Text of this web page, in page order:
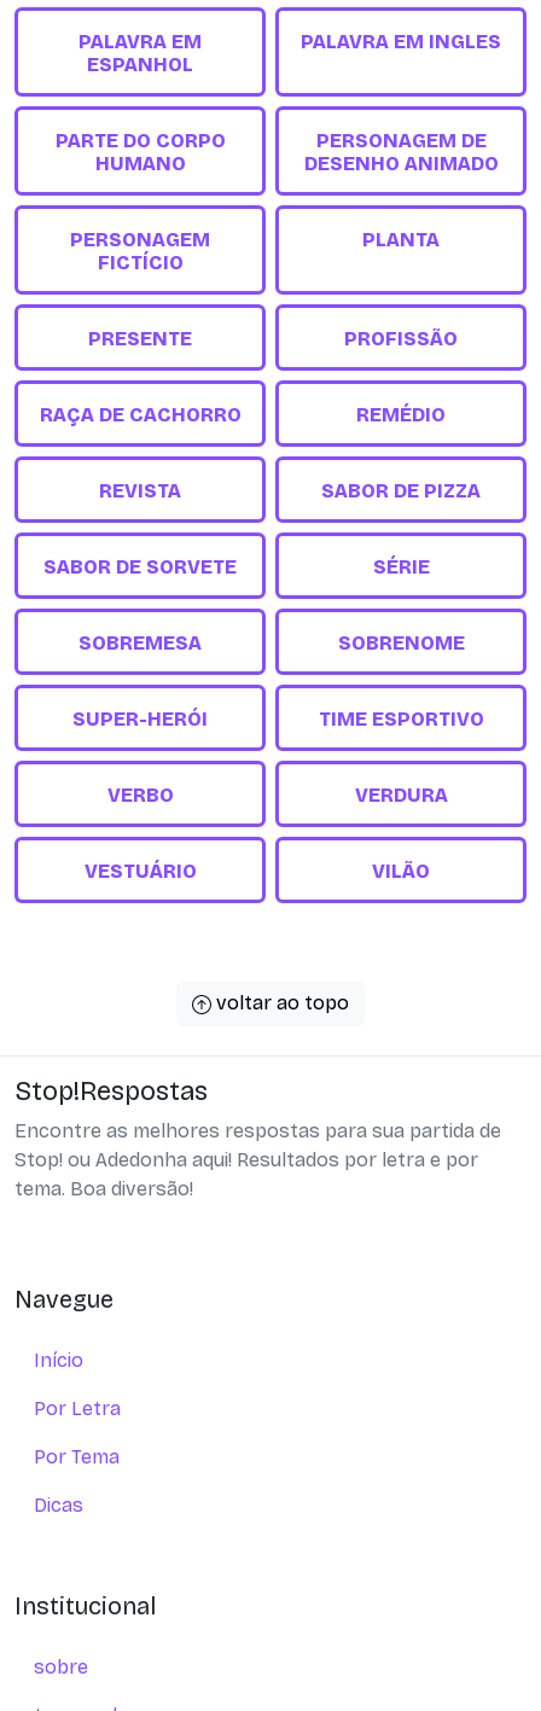
PALAVRA EM
ESPANHOL
PALAVRA EM INGLES
PARTE DO CORPO
HUMANO
PERSONAGEM DE
DESENHO ANIMADO
PERSONAGEM
FICTÍCIO
PLANTA
PRESENTE PROFISSÃO
RAÇA DE CACHORRO REMÉDIO
REVISTA SABOR DE PIZZA
SABOR DE SORVETE SÉRIE
SOBREMESA SOBRENOME
SUPER-HERÓI TIME ESPORTIVO
VERBO VERDURA
VESTUÁRIO VILÃO
voltar ao topo
Stop!Respostas
Encontre as melhores respostas para sua partida de
Stop! ou Adedonha aqui! Resultados por letra e por
tema. Boa diversão!
Navegue
Início
Por Letra
Por Tema
Dicas
Institucional
sobre